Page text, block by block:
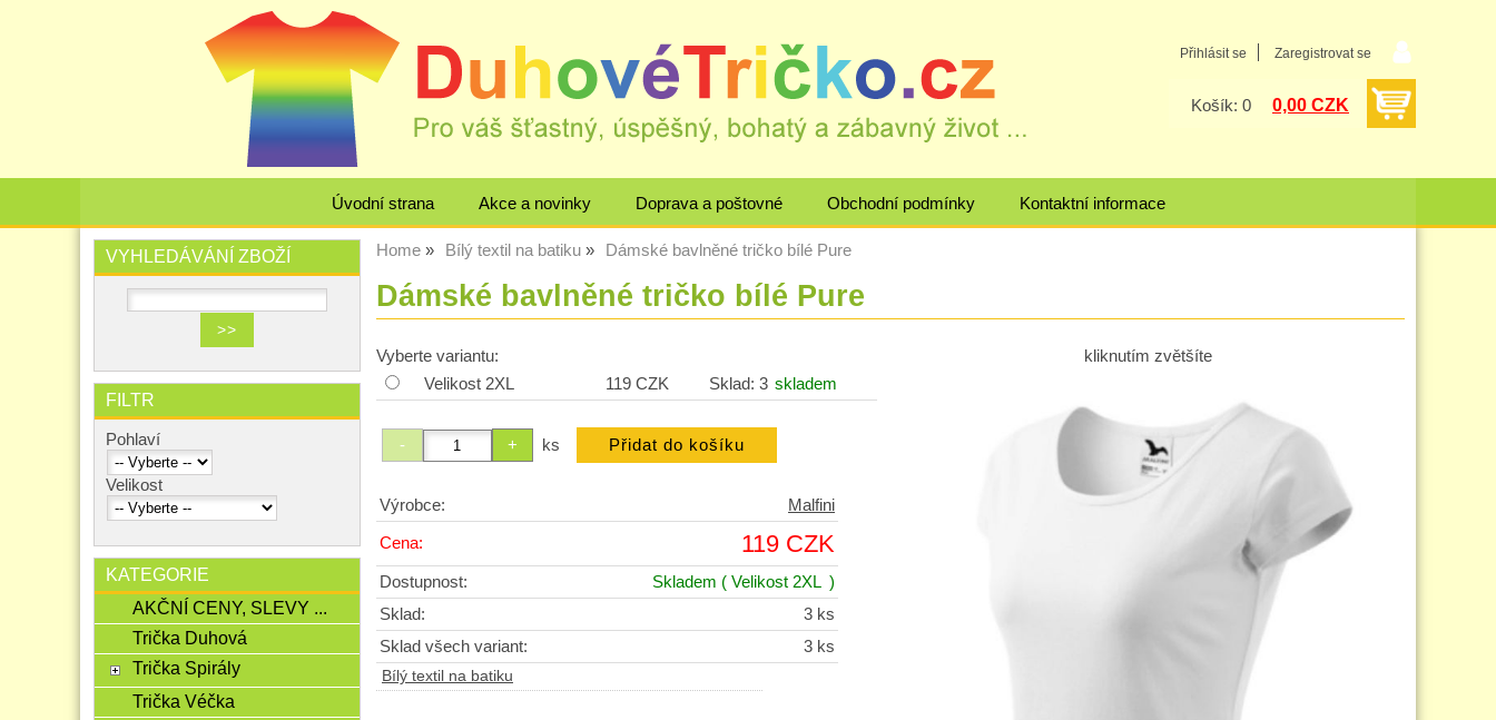
Přihlásit se Zaregistrovat se
Košík: 0 0,00 CZK
Úvodní strana Akce a novinky Doprava a poštovné Obchodní podmínky Kontaktní informace
Home Bílý textil na batiku Dámské bavlněné tričko bílé Pure
Dámské bavlněné tričko bílé Pure
kliknutím zvětšíte
Vyberte variantu:
Velikost 2XL
119 CZK Sklad: 3 skladem
ks
Výrobce: Malfini
Cena: 119 CZK
Dostupnost: Skladem ( Velikost 2XL )
Sklad:
3 ks
Sklad všech variant:
3 ks
Bílý textil na batiku
VYHLEDÁVÁNÍ ZBOŽÍ
FILTR
Pohlaví
Velikost
KATEGORIE
AKČNÍ CENY, SLEVY ...
Trička Duhová
Trička Spirály
Trička Véčka